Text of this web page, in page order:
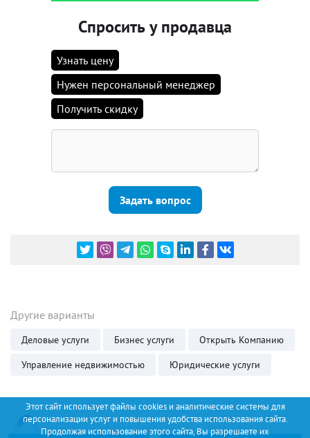
Этот сайт использует файлы cookies и аналитические системы для
персонализации услуг и повышения удобства использования сайта.
Продолжая использование этого сайта, Вы разрешаете их
Спросить у продавца
Узнать цену
Нужен персональный менеджер
Получить скидку
Задать вопрос
Другие варианты
Деловые услуги Бизнес услуги
Открыть Компанию
Управление недвижимостью
Юридические услуги